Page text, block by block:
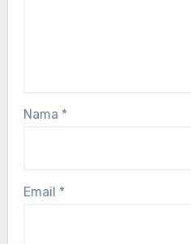
Nama *
Email *